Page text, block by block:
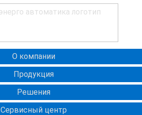
О компании
Продукция
Решения
Сервисный центр